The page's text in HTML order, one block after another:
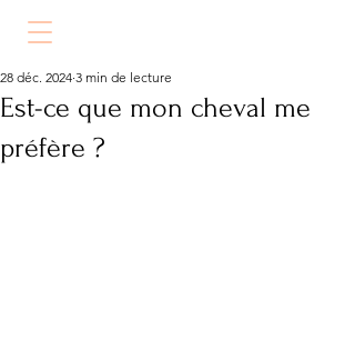
Est-ce que mon cheval me
préfère ?
28 déc. 2024 3 min de lecture